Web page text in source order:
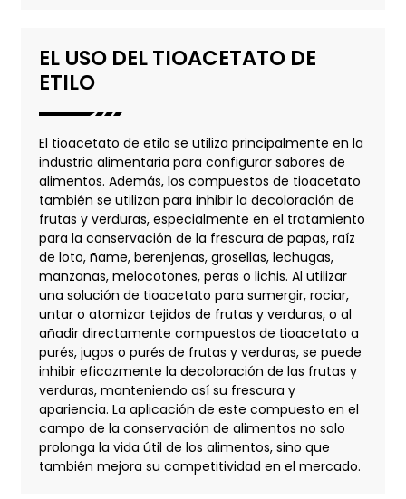
EL USO DEL TIOACETATO DE
ETILO
El tioacetato de etilo se utiliza principalmente en la
industria alimentaria para configurar sabores de
alimentos. Además, los compuestos de tioacetato
también se utilizan para inhibir la decoloración de
frutas y verduras, especialmente en el tratamiento
para la conservación de la frescura de papas, raíz
de loto, ñame, berenjenas, grosellas, lechugas,
manzanas, melocotones, peras o lichis. Al utilizar
una solución de tioacetato para sumergir, rociar,
untar o atomizar tejidos de frutas y verduras, o al
añadir directamente compuestos de tioacetato a
purés, jugos o purés de frutas y verduras, se puede
inhibir eficazmente la decoloración de las frutas y
verduras, manteniendo así su frescura y
apariencia. La aplicación de este compuesto en el
campo de la conservación de alimentos no solo
prolonga la vida útil de los alimentos, sino que
también mejora su competitividad en el mercado.